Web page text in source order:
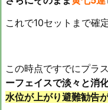
これで10セットまで確
この時点ですでにプラ
ーフェイスで淡々と消
水位が上がり避難勧告